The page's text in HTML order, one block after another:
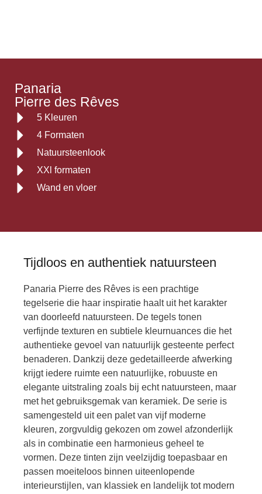
Tijdloos en authentiek natuursteen
Panaria Pierre des Rêves is een prachtige
tegelserie die haar inspiratie haalt uit het karakter
van doorleefd natuursteen. De tegels tonen
verfijnde texturen en subtiele kleurnuances die het
authentieke gevoel van natuurlijk gesteente perfect
benaderen. Dankzij deze gedetailleerde afwerking
krijgt iedere ruimte een natuurlijke, robuuste en
elegante uitstraling zoals bij echt natuursteen, maar
met het gebruiksgemak van keramiek. De serie is
samengesteld uit een palet van vijf moderne
kleuren, zorgvuldig gekozen om zowel afzonderlijk
als in combinatie een harmonieus geheel te
vormen. Deze tinten zijn veelzijdig toepasbaar en
passen moeiteloos binnen uiteenlopende
interieurstijlen, van klassiek en landelijk tot modern
Panaria
Pierre des Rêves
5 Kleuren
4 Formaten
Natuursteenlook
XXl formaten
Wand en vloer